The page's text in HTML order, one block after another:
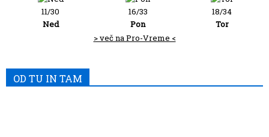
11/30
Ned
16/33
Pon
18/34
Tor
> več na Pro-Vreme <
OD TU IN TAM